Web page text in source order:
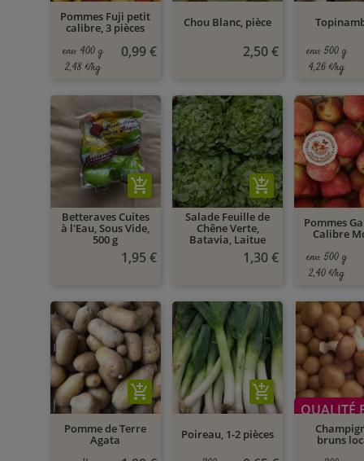
Pommes Fuji petit
calibre, 3 pièces
env. 400 g
2,48 €/kg
0,99 €
Chou Blanc, pièce
2,50 €
env. 500 g
4,26 €/kg
Betteraves Cuites
à l'Eau, Sous Vide,
500 g
add_shopping_cart
1,95 €
Salade Feuille de
Chêne Verte,
Batavia, Laitue
add_shopping_cart
1,30 €
Pommes
Calibre
env. 500 g
2,40 €/kg
Pomme de Terre
Agata
add_shopping_cart
Poireau, 1-2 pièces
add_shopping_cart
QUALITÉ
bruns